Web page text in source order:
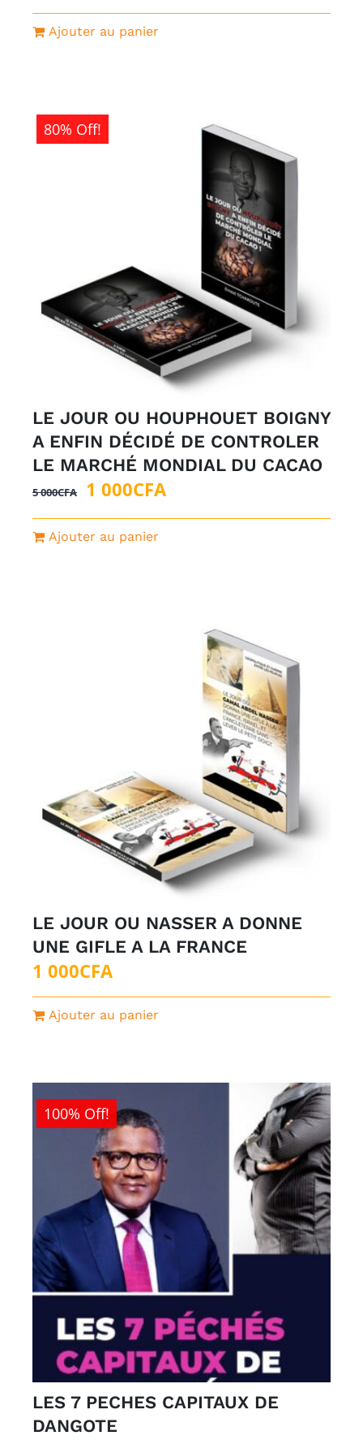
Ajouter au panier
80% Off!
LE JOUR OU HOUPHOUET BOIGNY
A ENFIN DÉCIDÉ DE CONTROLER
LE MARCHÉ MONDIAL DU CACAO
5 000CFA
Le
prix
initial
1 000CFALe
prix
Ajouter au panier
LE JOUR OU NASSER A DONNE
UNE GIFLE A LA FRANCE
1 000CFA
Ajouter au panier
100% Off!
LES 7 PECHES CAPITAUX DE
DANGOTE